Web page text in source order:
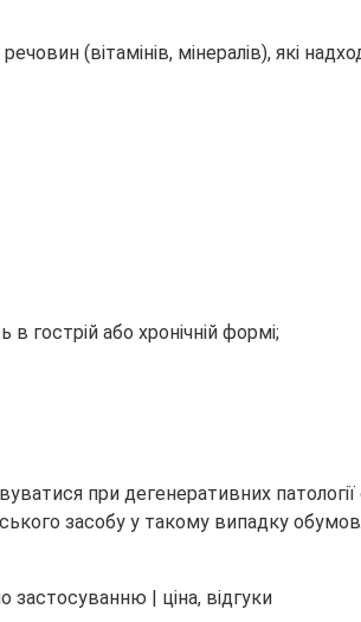
(вітамінів, мінералів), які
гострій або хронічній формі;
при дегенеративних патології
засобу у такому випадку